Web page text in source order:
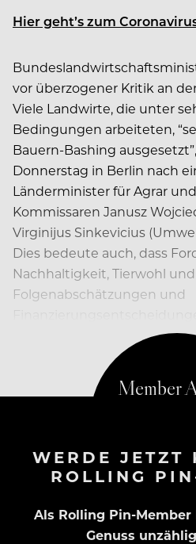
Hier geht’s zum
vor überzogener Kritik an
Viele Landwirte, die unter
Bedingungen arbeiteten,
Bauern-Bashing
Donnerstag in Berlin nach
Länderminister für Agrar
Kommissaren Janusz
Virginijus Sinkevicius
Dies bedeute auch, dass
Nachhaltigkeit, Tierwohl
Folgenabschätzungen und
WERDE JETZT
ROLLING
Als Rolling Pin-
Genuss